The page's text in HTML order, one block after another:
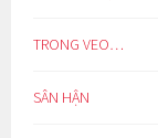
TRONG VEO…
SÂN HẬN